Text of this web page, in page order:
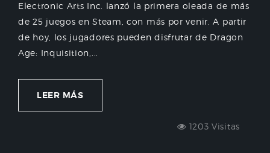
Electronic Arts Inc. lanzó la primera oleada de más
de 25 juegos en Steam, con más por venir. A partir
de hoy, los jugadores pueden disfrutar de Dragon
Age: Inquisition,...
LEER MÁS
1203 Visitas